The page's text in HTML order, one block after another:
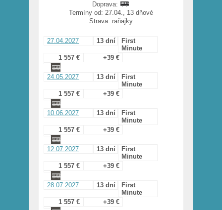
Doprava:
Termíny od: 27.04., 13 dňové
Strava: raňajky
27.04.2027 13 dní
First
Minute
1 557 €
+39 €
24.05.2027 13 dní
First
Minute
1 557 €
+39 €
10.06.2027 13 dní
First
Minute
1 557 €
+39 €
12.07.2027 13 dní
First
Minute
1 557 €
+39 €
28.07.2027 13 dní
First
Minute
1 557 €
+39 €